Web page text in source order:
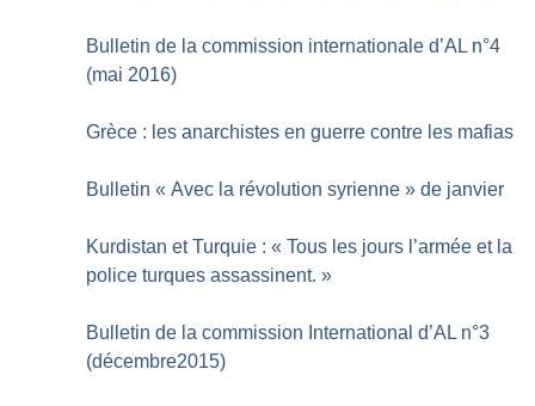
Bulletin de la commission internationale d’AL n°4
(mai 2016)
Grèce : les anarchistes en guerre contre les mafias
Bulletin « Avec la révolution syrienne » de janvier
Kurdistan et Turquie : « Tous les jours l’armée et la
police turques assassinent. »
Bulletin de la commission International d’AL n°3
(décembre2015)